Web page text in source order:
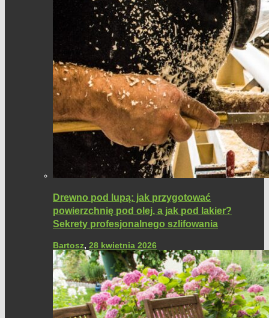
Drewno pod lupą: jak przygotować
powierzchnię pod olej, a jak pod lakier?
Sekrety profesjonalnego szlifowania
Bartosz, 28 kwietnia 2026